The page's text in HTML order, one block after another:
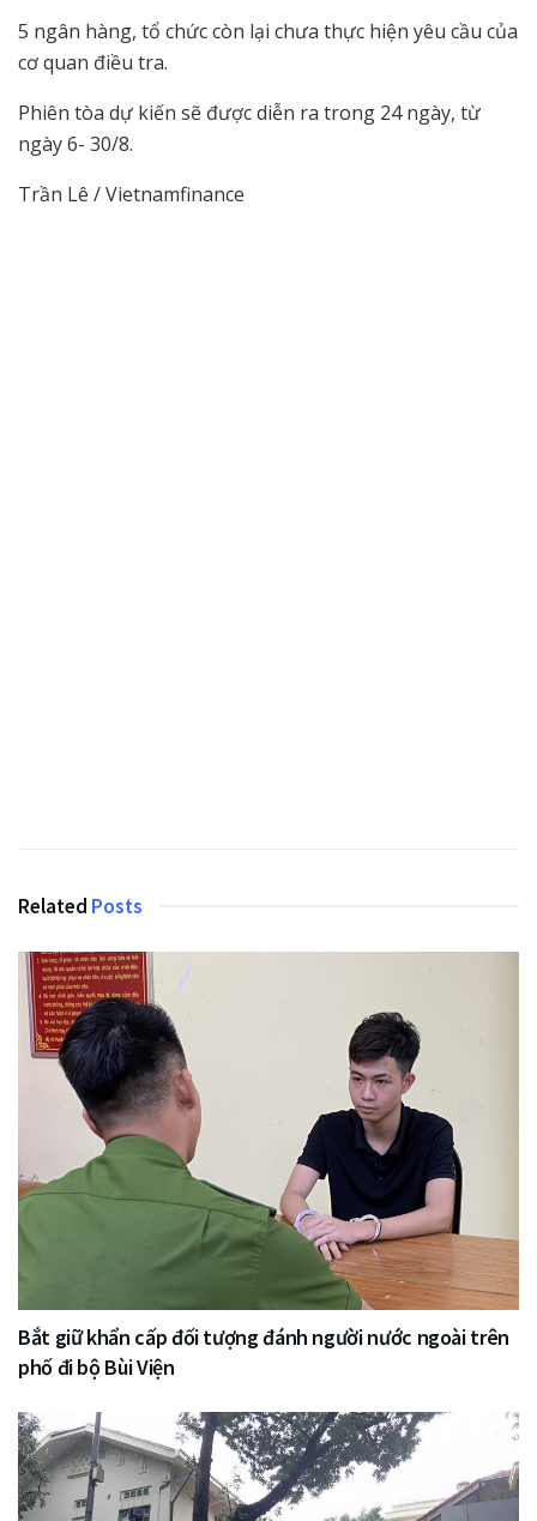
5 ngân hàng, tổ chức còn lại chưa thực hiện yêu cầu của
cơ quan điều tra.
Phiên tòa dự kiến sẽ được diễn ra trong 24 ngày, từ
ngày 6- 30/8.
Trần Lê / Vietnamfinance
Related Posts
Bắt giữ khẩn cấp đối tượng đánh người nước ngoài trên
phố đi bộ Bùi Viện